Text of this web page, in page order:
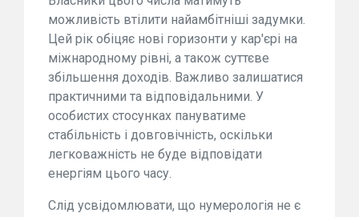
можливість втілити найамбітніші задумки.
Цей рік обіцяє нові горизонти у кар'єрі на
міжнародному рівні, а також суттєве
збільшення доходів. Важливо залишатися
практичними та відповідальними. У
особистих стосунках пануватиме
стабільність і довговічність, оскільки
легковажність не буде відповідати
енергіям цього часу.
Слід усвідомлювати, що нумерологія не є